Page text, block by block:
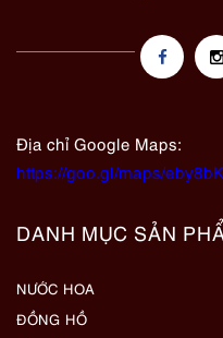
Địa chỉ Google Maps:
https://goo.gl/maps/
DANH MỤC SẢN
NƯỚC HOA
ĐỒNG HỒ